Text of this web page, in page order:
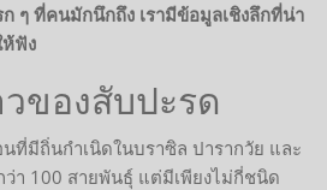
ๆ ที่คนมักนึกถึง เรามีข้อมูลเชิงลึกที่น่า
ห้ฟัง
วของสับปะรด
ที่มีถิ่นกำเนิดในบราซิล ปารากวัย และ
า 100 สายพันธุ์ แต่มีเพียงไม่กี่ชนิด